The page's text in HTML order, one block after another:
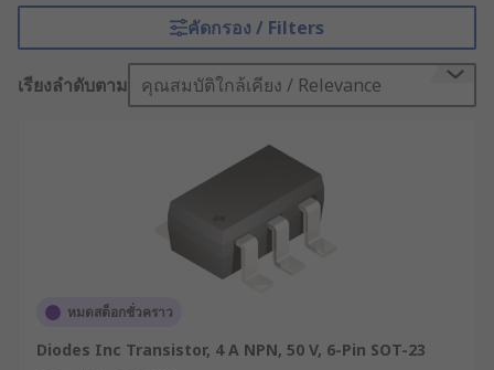
ประเภทที่ใช้กันอย่างแพร่หลายในอุตสาหกรรมต่าง ๆ
หากคุณเป็นหนึ่งในผู้ประกอบการโรงงานอุตสาหกรรม
มาทำความรู้จักกับอุปกรณ์ชิ้นสำคัญนี้ให้มากขึ้นกัน
ทรานซิสเตอร์ คืออะไร ?
ทรานซิสเตอร์เป็นอุปกรณ์สารกึ่งตัวนำที่มีขา 3 ขา ทำ
จากซิลิคอน 3 ชั้น โดยไบโพลาร์ทรานซิสเตอร์ออกแบบ
มาเพื่อขยายกระแสไฟฟ้าและทำหน้าที่เป็นสวิตช์ใน
ประเภทหลักคือ PNP (Positive-Negative-Positive)
และ NPN (Negative-Positive-Negative)
คัดกรอง / Filters
เรียงลำดับตาม คุณสมบัติใกล้เคียง / Relevance
หมดสต็อกชั่วคราว
Diodes Inc Transistor, 4 A NPN, 50 V, 6-Pin SOT-23